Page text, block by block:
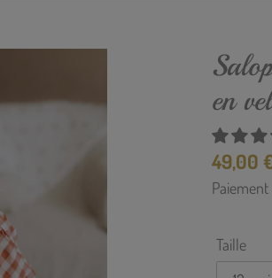
en
Prix
réduit
49,00
Taille